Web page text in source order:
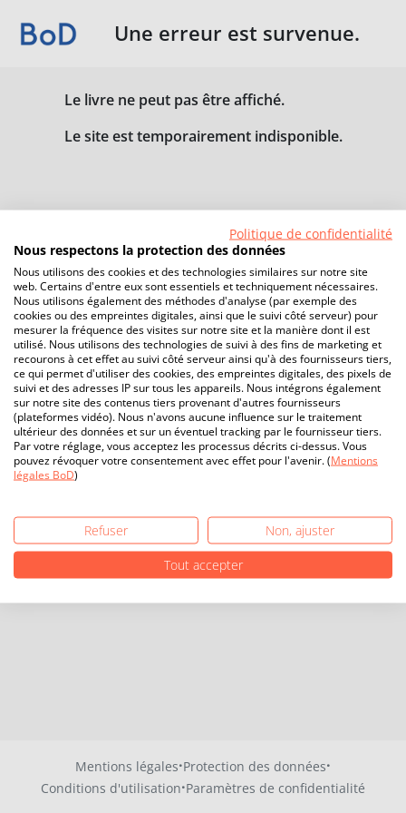
Une erreur est survenue.
Le livre ne peut pas être affiché.
Le site est temporairement indisponible.
Mentions légales·Protection des données·
Conditions d'utilisation·Paramètres de confidentialité
Politique de confidentialité
Nous respectons la protection des données
Nous utilisons des cookies et des technologies similaires sur notre site
web. Certains d'entre eux sont essentiels et techniquement nécessaires.
Nous utilisons également des méthodes d'analyse (par exemple des
cookies ou des empreintes digitales, ainsi que le suivi côté serveur) pour
mesurer la fréquence des visites sur notre site et la manière dont il est
utilisé. Nous utilisons des technologies de suivi à des fins de marketing et
recourons à cet effet au suivi côté serveur ainsi qu'à des fournisseurs tiers,
ce qui permet d'utiliser des cookies, des empreintes digitales, des pixels de
suivi et des adresses IP sur tous les appareils. Nous intégrons également
sur notre site des contenus tiers provenant d'autres fournisseurs
(plateformes vidéo). Nous n'avons aucune influence sur le traitement
ultérieur des données et sur un éventuel tracking par le fournisseur tiers.
Par votre réglage, vous acceptez les processus décrits ci-dessus. Vous
pouvez révoquer votre consentement avec effet pour l'avenir. (Mentions
légales BoD)
Refuser
Non, ajuster
Tout accepter